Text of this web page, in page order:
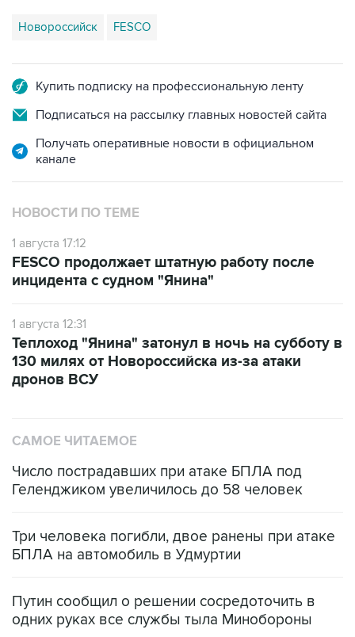
Новороссийск FESCO
Купить подписку на профессиональную ленту
Подписаться на рассылку главных новостей сайта
Получать оперативные новости в официальном
канале
НОВОСТИ ПО ТЕМЕ
1 августа 17:12
FESCO продолжает штатную работу после
инцидента с судном "Янина"
1 августа 12:31
Теплоход "Янина" затонул в ночь на субботу в
130 милях от Новороссийска из-за атаки
дронов ВСУ
САМОЕ ЧИТАЕМОЕ
Число пострадавших при атаке БПЛА под
Геленджиком увеличилось до 58 человек
Три человека погибли, двое ранены при атаке
БПЛА на автомобиль в Удмуртии
Путин сообщил о решении сосредоточить в
одних руках все службы тыла Минобороны